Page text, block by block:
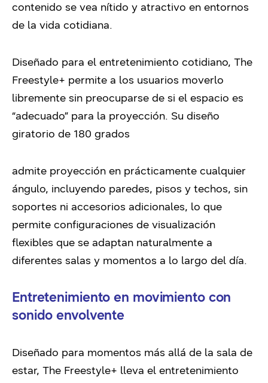
contenido se vea nítido y atractivo en entornos
de la vida cotidiana.
Diseñado para el entretenimiento cotidiano, The
Freestyle+ permite a los usuarios moverlo
libremente sin preocuparse de si el espacio es
“adecuado” para la proyección. Su diseño
giratorio de 180 grados
admite proyección en prácticamente cualquier
ángulo, incluyendo paredes, pisos y techos, sin
soportes ni accesorios adicionales, lo que
permite configuraciones de visualización
flexibles que se adaptan naturalmente a
diferentes salas y momentos a lo largo del día.
Entretenimiento en movimiento con
sonido envolvente
Diseñado para momentos más allá de la sala de
estar, The Freestyle+ lleva el entretenimiento